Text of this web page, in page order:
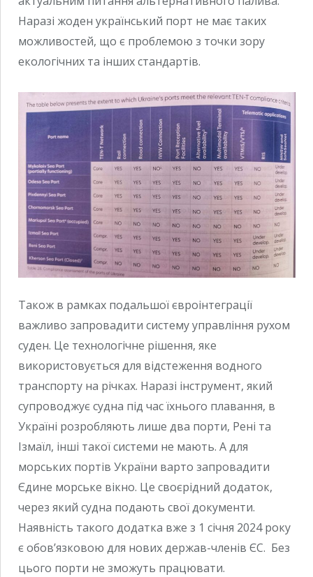
Наразі жоден український порт не має таких
можливостей, що є проблемою з точки зору
екологічних та інших стандартів.
Також в рамках подальшої євроінтеграції
важливо запровадити систему управління рухом
суден. Це технологічне рішення, яке
використовується для відстеження водного
транспорту на річках. Наразі інструмент, який
супроводжує судна під час їхнього плавання, в
Україні розробляють лише два порти, Рені та
Ізмаїл, інші такої системи не мають. А для
морських портів України варто запровадити
Єдине морське вікно. Це своєрідний додаток,
через який судна подають свої документи.
Наявність такого додатка вже з 1 січня 2024 року
є обов’язковою для нових держав-членів ЄС. Без
цього порти не зможуть працювати.